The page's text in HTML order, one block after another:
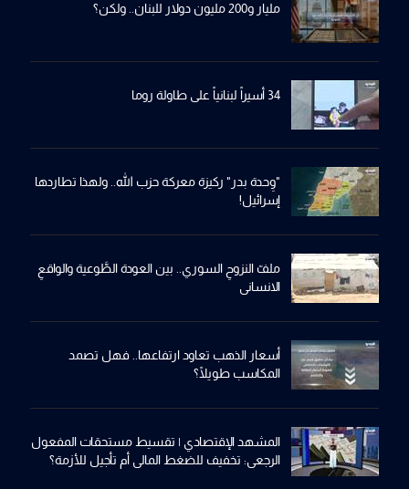
مليار و200 مليون دولار للبنان.. ولكن؟
34 أسيراً لبنانياً على طاولة روما
"وِحدة بدر" ركيزة معركة حزب الله.. ولهذا تطاردها
إسرائيل!
ملفّ النزوحِ السوري.. بين العودة الطَّوعية والواقعِ
الانساني
أسعار الذهب تعاود ارتفاعها.. فهل تصمد
المكاسب طويلًا؟
المشهد الإقتصادي | تقسيط مستحقات المفعول
الرجعي: تخفيف للضغط المالي أم تأجيل للأزمة؟